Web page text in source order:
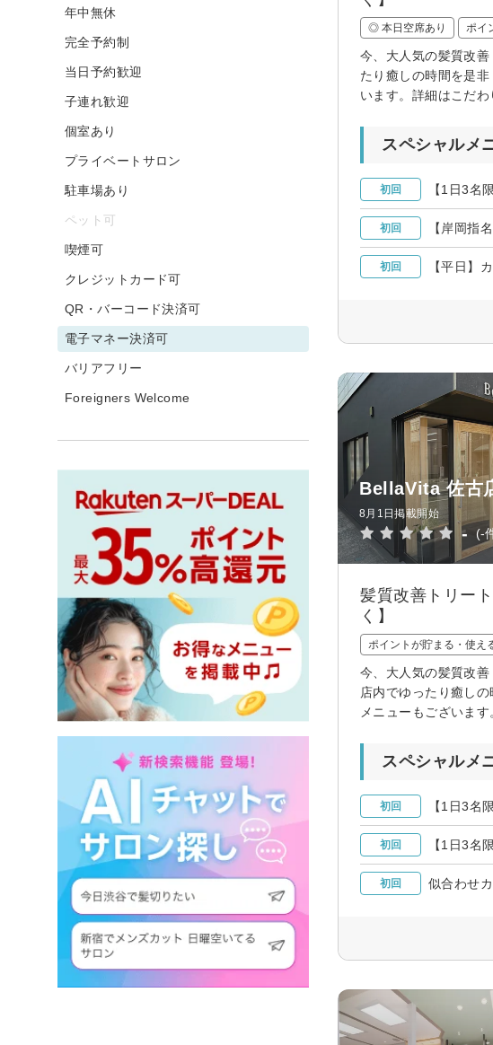
◎ 本日空席あり ポイ
今、大人気の髪質改
たり癒しの時間を是
います。詳細はこだわ
スペシャルメ
初回 【1日3名
初回 【岸岡指
初回 【平日】
BellaVita 佐古
8月1日掲載開始
- (-
髪質改善トリー
く】
ポイントが貯まる・使え
今、大人気の髪質改
店内でゆったり癒し
メニューもございます
スペシャルメ
初回 【1日3名
初回 【1日3名
初回 似合わせ
年中無休
完全予約制
当日予約歓迎
子連れ歓迎
個室あり
プライベートサロン
駐車場あり
ペット可
喫煙可
クレジットカード可
QR・バーコード決済可
電子マネー決済可
バリアフリー
Foreigners Welcome